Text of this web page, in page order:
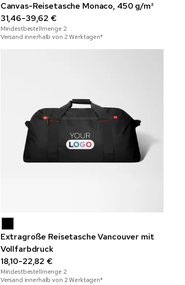
Canvas-Reisetasche Monaco, 450 g/m²
31,46-39,62 €
Mindestbestellmenge 2
Versand innerhalb von 2 Werktagen*
Extragroße Reisetasche Vancouver mit
Vollfarbdruck
18,10-22,82 €
Mindestbestellmenge 2
Versand innerhalb von 2 Werktagen*